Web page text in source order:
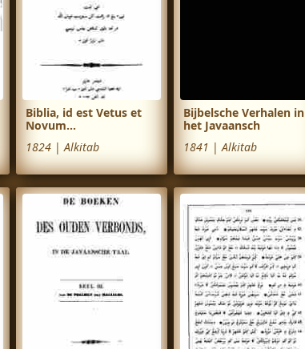
Biblia, id est Vetus et
Novum...
1824|Alkitab
Bijbelsche Verhalen in
het Javaansch
1841 |Alkitab